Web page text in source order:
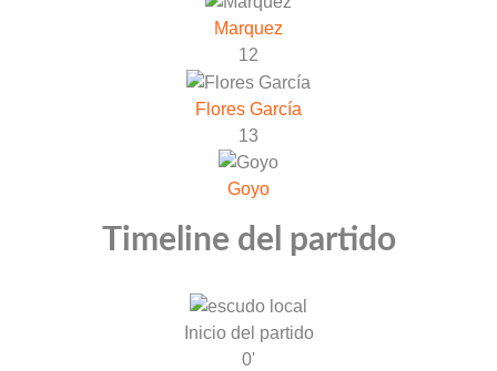
Marquez
12
Flores García
13
Goyo
Timeline del partido
Inicio del partido
0'